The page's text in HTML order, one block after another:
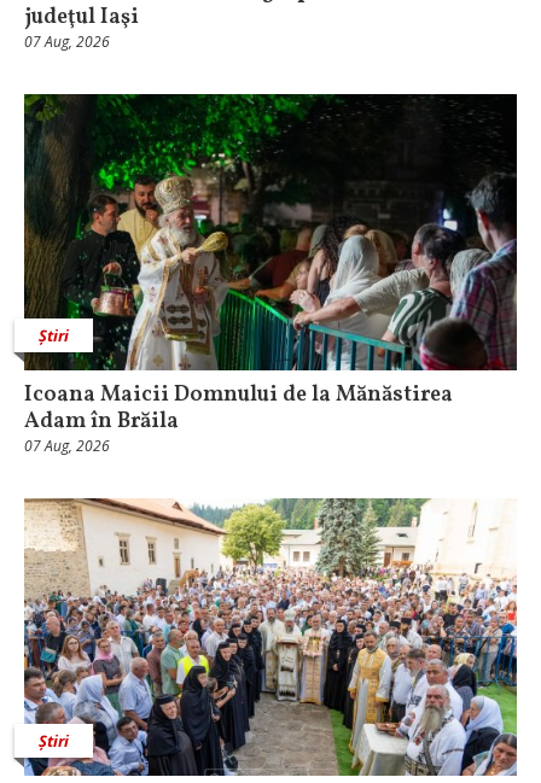
judeţul Iaşi
07 Aug, 2026
Știri
Icoana Maicii Domnului de la Mănăstirea
Adam în Brăila
07 Aug, 2026
Știri